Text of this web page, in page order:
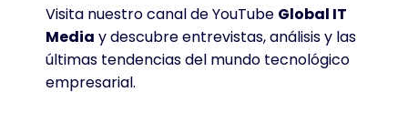
Visita nuestro canal de YouTube Global IT
Media y descubre entrevistas, análisis y las
últimas tendencias del mundo tecnológico
empresarial.